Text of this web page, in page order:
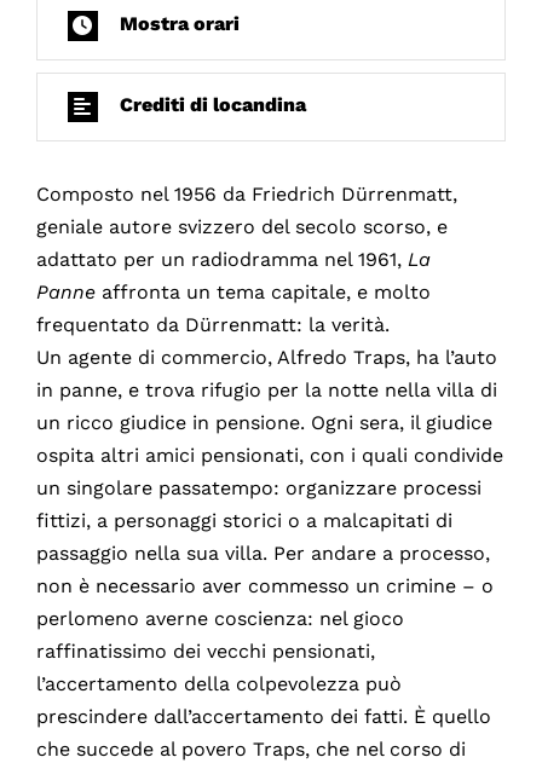
Mostra orari
Crediti di locandina
Composto nel 1956 da Friedrich Dürrenmatt,
geniale autore svizzero del secolo scorso, e
adattato per un radiodramma nel 1961, La
Panne affronta un tema capitale, e molto
frequentato da Dürrenmatt: la verità.
Un agente di commercio, Alfredo Traps, ha l’auto
in panne, e trova rifugio per la notte nella villa di
un ricco giudice in pensione. Ogni sera, il giudice
ospita altri amici pensionati, con i quali condivide
un singolare passatempo: organizzare processi
fittizi, a personaggi storici o a malcapitati di
passaggio nella sua villa. Per andare a processo,
non è necessario aver commesso un crimine – o
perlomeno averne coscienza: nel gioco
raffinatissimo dei vecchi pensionati,
l’accertamento della colpevolezza può
prescindere dall’accertamento dei fatti. È quello
che succede al povero Traps, che nel corso di